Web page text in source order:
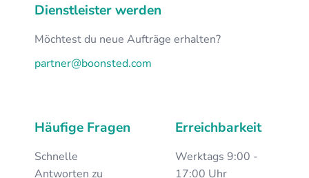
Dienstleister werden
Möchtest du neue Aufträge erhalten?
partner@boonsted.com
Häufige Fragen
Schnelle
Antworten zu
Erreichbarkeit
Werktags 9:00 -
17:00 Uhr